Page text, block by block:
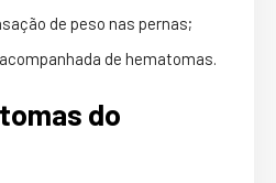
de peso nas pernas;
de hematomas.
do